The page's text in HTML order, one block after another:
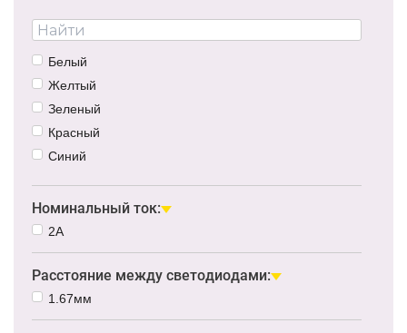
Белый
Желтый
Зеленый
Красный
Синий
Номинальный ток:
2A
Расстояние между светодиодами:
1.67мм